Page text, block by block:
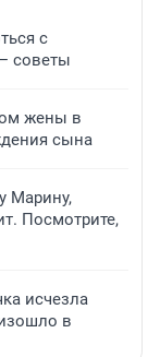
с
советы
жены в
сына
Марину,
Посмотрите,
исчезла
в